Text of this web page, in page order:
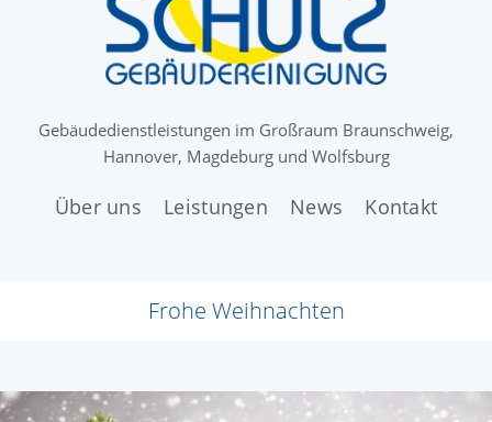
Gebäudedienstleistungen im Großraum Braunschweig,
Hannover, Magdeburg und Wolfsburg
Über uns Leistungen News Kontakt
Frohe Weihnachten